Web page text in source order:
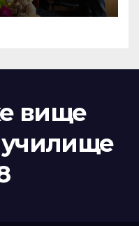
вище
училище